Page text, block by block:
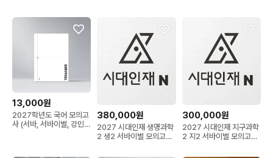
13,000원
2027학년도 국어 모의고
사 (서바, 서바이벌, 강민
380,000원
2027 시대인재 생명과학
2 생2 서바이벌 모의고사
300,000원
2027 시대인재 지구과학
2 지2 서바이벌 모의고사